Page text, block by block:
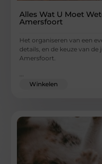
Alles Wat U Moet
Amersfoort
Het organiseren van een
details, en de keuze van
Amersfoort.
Winkelen